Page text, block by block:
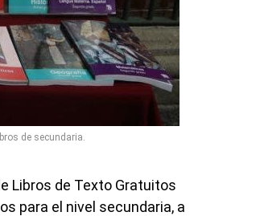
de secundaria.
Libros de Texto Gratuitos
para el nivel secundaria, a